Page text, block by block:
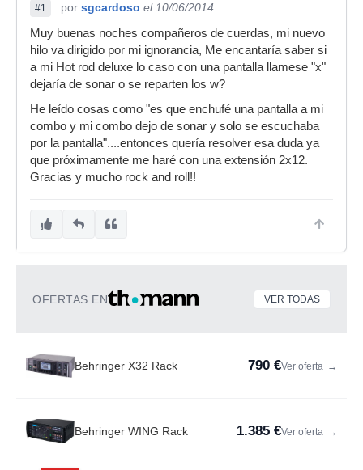
#1 por sgcardoso el 10/06/2014
Muy buenas noches compañeros de cuerdas, mi nuevo
hilo va dirigido por mi ignorancia, Me encantaría saber si
a mi Hot rod deluxe lo caso con una pantalla llamese "x"
dejaría de sonar o se reparten los w?
He leído cosas como "es que enchufé una pantalla a mi
combo y mi combo dejo de sonar y solo se escuchaba
por la pantalla"....entonces quería resolver esa duda ya
que próximamente me haré con una extensión 2x12.
Gracias y mucho rock and roll!!
OFERTAS EN VER TODAS
Behringer X32 Rack 790 €Ver oferta →
Behringer WING Rack 1.385 €Ver oferta →